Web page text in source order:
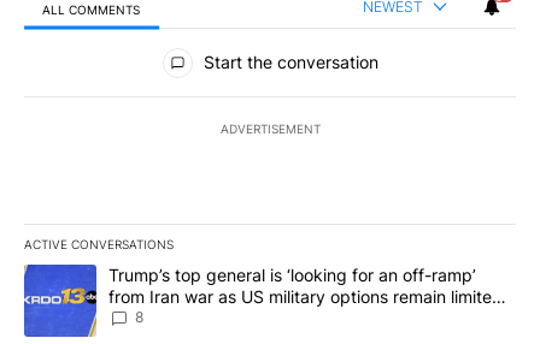
ALL COMMENTS NEWEST
All Comments
Start the conversation
ADVERTISEMENT
ACTIVE CONVERSATIONS
The following is a list of the most commented articles in the last
A trending article titled "Trump’s top general is ‘looking for an
Trump’s top general is ‘looking for an off-ramp’
from Iran war as US military options remain limited,
sources say
8